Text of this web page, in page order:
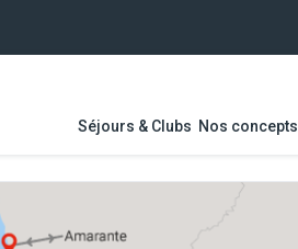
Séjours & Clubs Nos concepts